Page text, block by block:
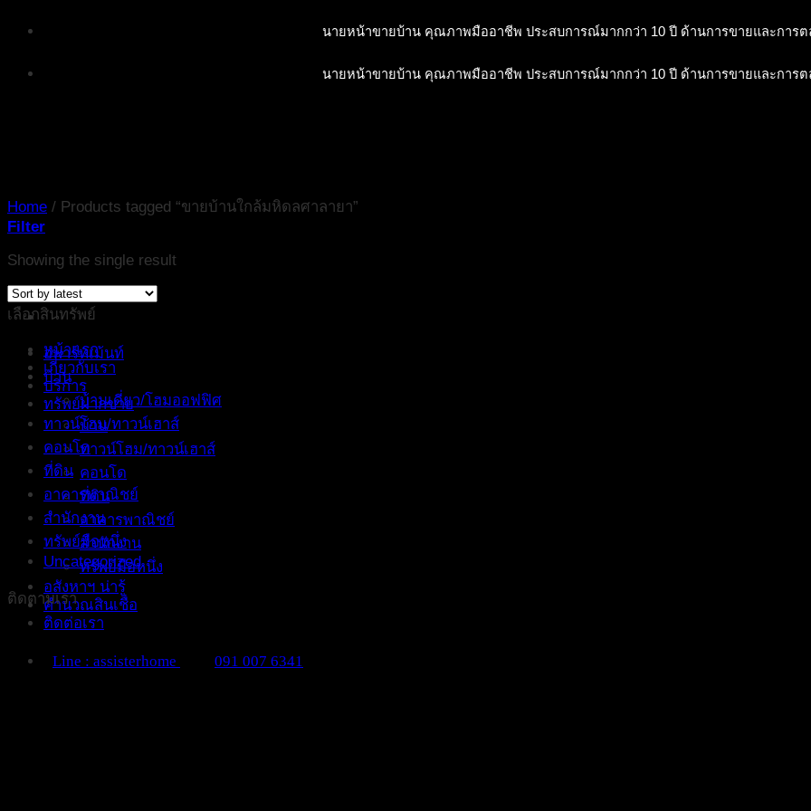
Skip
นายหน้าขายบ้าน คุณภาพมืออาชีพ ประสบการณ์มากกว่า 10 ปี ด้านการขายและการต
นายหน้าขายบ้าน คุณภาพมืออาชีพ ประสบการณ์มากกว่า 10 ปี ด้านการขายและการต
หน้าแรก
เกี่ยวกับเรา
บริการ
ทรัพย์ฝากขาย
บ้าน
ทาวน์โฮม/ทาวน์เฮาส์
คอนโด
ที่ดิน
อาคารพาณิชย์
สำนักงาน
ทรัพย์มือหนึ่ง
อสังหาฯ น่ารู้
คำนวณสินเชื่อ
ติดต่อเรา
Line : assisterhome 091 007 6341
Home / Products tagged “ขายบ้านใกล้มหิดลศาลายา”
Filter
Showing the single result
เลือกสินทรัพย์
อพาร์ทเม้นท์
บ้าน
บ้านเดี่ยว/โฮมออฟฟิศ
ทาวน์โฮม/ทาวน์เฮาส์
คอนโด
ที่ดิน
อาคารพาณิชย์
สำนักงาน
ทรัพย์มือหนึ่ง
Uncategorized
ติดตามเรา